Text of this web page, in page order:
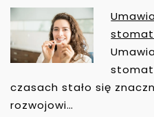
czasach stało się
rozwojowi…